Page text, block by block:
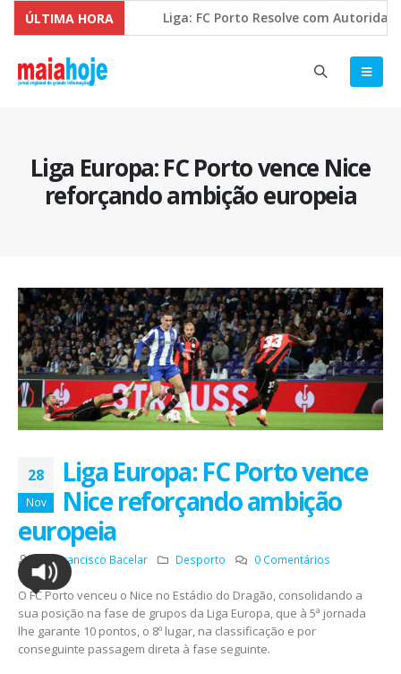
ÚLTIMA HORA Liga: FC Porto Resolve com Autoridade e
Comissão Europeia quer ouvir as PME’s
Liga Europa: FC Porto vence Nice
reforçando ambição europeia
28
Nov
Liga Europa: FC Porto vence
Nice reforçando ambição
europeia
PorFrancisco Bacelar Desporto 0 Comentários
O FC Porto venceu o Nice no Estádio do Dragão, consolidando a
sua posição na fase de grupos da Liga Europa, que à 5ª jornada
lhe garante 10 pontos, o 8º lugar, na classificação e por
conseguinte passagem direta à fase seguinte.